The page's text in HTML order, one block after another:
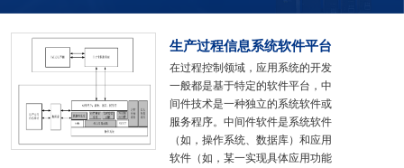
生产过程信息系统软件平台
在过程控制领域，应用系统的开发
一般都是基于特定的软件平台，中
间件技术是一种独立的系统软件或
服务程序。中间件软件是系统软件
（如，操作系统、数据库）和应用
软件（如，某一实现具体应用功能